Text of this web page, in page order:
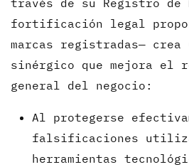
fortificación legal
marcas registradas— crea
sinérgico que mejora el
general del negocio:
Al protegerse
falsificaciones
herramientas